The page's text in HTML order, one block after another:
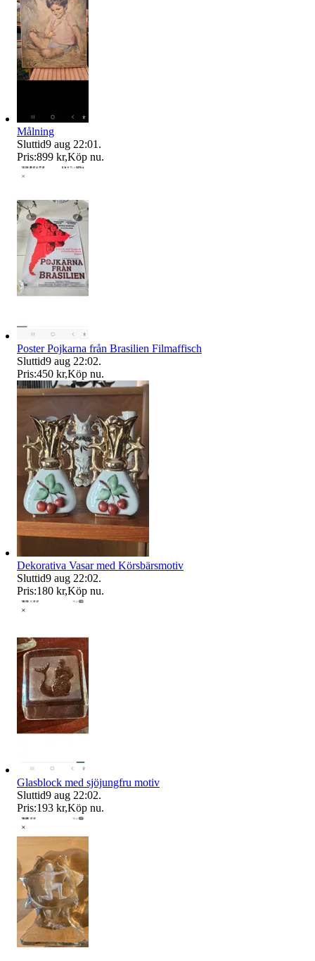
Målning
Sluttid9 aug 22:01 .
Pris:899 kr,Köp nu.
Poster Pojkarna från Brasilien Filmaffisch
Sluttid9 aug 22:02.
Pris:450 kr,Köp nu.
Dekorativa Vasar med Körsbärsmotiv
Sluttid9 aug 22:02.
Pris:180 kr,Köp nu.
Glasblock med sjöjungfru motiv
Sluttid9 aug 22:02.
Pris:193 kr,Köp nu.